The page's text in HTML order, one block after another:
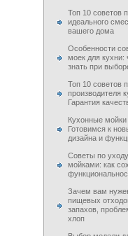
Топ 10 советов
идеального
вашего дома
Особенности
моек для кухни:
знать при
Топ 10 советов
производителя
Гарантия
Кухонные мойки
Готовимся к
дизайна и
Советы по
мойками: как
Зачем вам
пищевых
запахов,
хлоп